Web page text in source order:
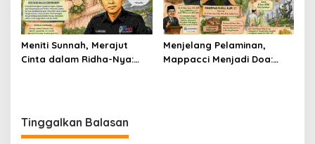
Meniti Sunnah, Merajut
Cinta dalam Ridha-Nya:
Menjelang Pelaminan,
Mappacci Menjadi Doa:
Tinggalkan Balasan